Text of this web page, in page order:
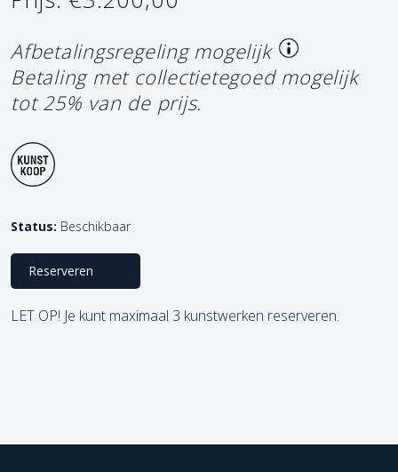
Afbetalingsregeling mogelijk
Betaling met collectietegoed mogelijk
tot 25% van de prijs.
Status: Beschikbaar
Reserveren
LET OP! Je kunt maximaal 3 kunstwerken reserveren.